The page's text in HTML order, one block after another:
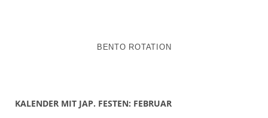
BENTO ROTATION
KALENDER MIT JAP. FESTEN: FEBRUAR